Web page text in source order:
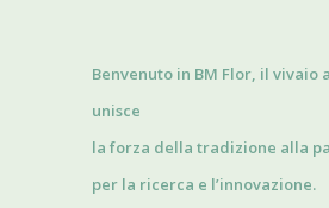
Benvenuto in BM Flor, il vivaio
unisce
la forza della tradizione alla
per la ricerca e l’innovazione.